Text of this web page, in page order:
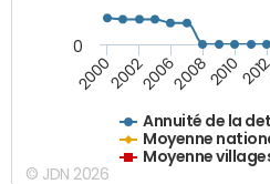
Annuité de la
Moyenne
Moyenne
200020022006200820102012
0
© JDN 2026